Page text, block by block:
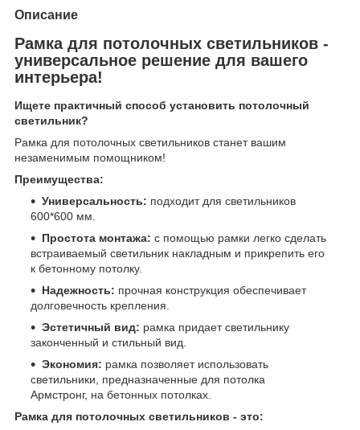
Описание
Рамка для потолочных светильников -
универсальное решение для вашего
интерьера!
Ищете практичный способ установить потолочный
светильник?
Рамка для потолочных светильников станет вашим
незаменимым помощником!
Преимущества:
Универсальность: подходит для светильников
600*600 мм.
Простота монтажа: с помощью рамки легко сделать
встраиваемый светильник накладным и прикрепить его
к бетонному потолку.
Надежность: прочная конструкция обеспечивает
долговечность крепления.
Эстетичный вид: рамка придает светильнику
законченный и стильный вид.
Экономия: рамка позволяет использовать
светильники, предназначенные для потолка
Армстронг, на бетонных потолках.
Рамка для потолочных светильников - это: